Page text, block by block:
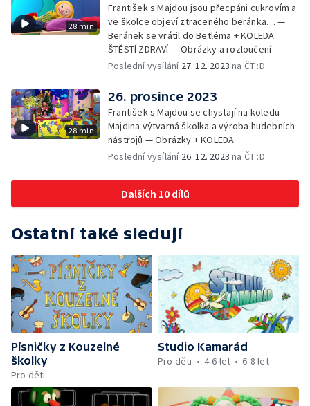
28 min
František s Majdou jsou přecpáni cukrovím a
ve školce objeví ztraceného beránka… —
Beránek se vrátil do Betléma + KOLEDA
ŠTĚSTÍ ZDRAVÍ — Obrázky a rozloučení
Poslední vysílání 27. 12. 2023 na ČT :D
28 min
26. prosince 2023
František s Majdou se chystají na koledu —
Majdina výtvarná školka a výroba hudebních
nástrojů — Obrázky + KOLEDA
Poslední vysílání 26. 12. 2023 na ČT :D
Dalších 10 dílů
Ostatní také sledují
Písničky z Kouzelné
školky
Pro děti
Studio Kamarád
Pro děti
4-6 let 6-8 let